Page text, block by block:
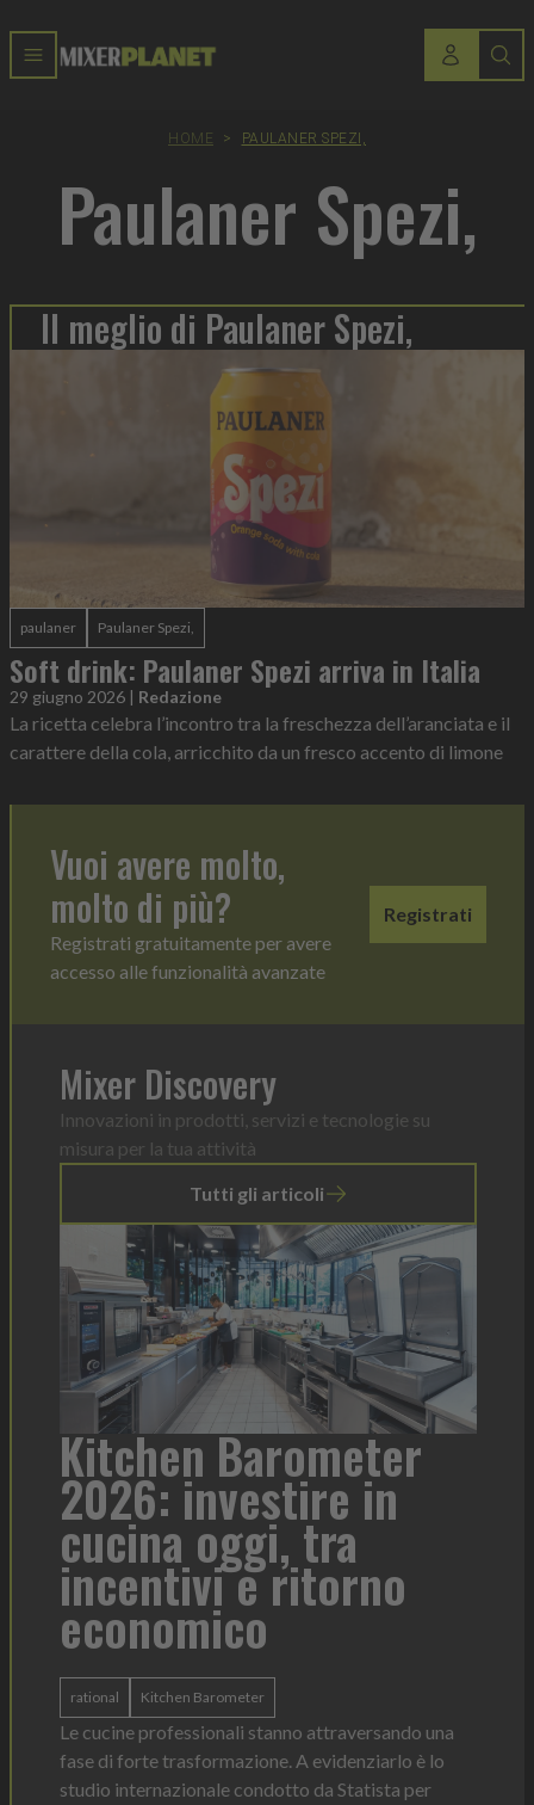
HOME > PAULANER SPEZI,
Paulaner Spezi,
Il meglio di Paulaner Spezi,
paulaner Paulaner Spezi,
Soft drink: Paulaner Spezi arriva in Italia
29 giugno 2026 | Redazione
La ricetta celebra l’incontro tra la freschezza dell’aranciata e il
carattere della cola, arricchito da un fresco accento di limone
Vuoi avere molto,
molto di più?
Registrati gratuitamente per avere
accesso alle funzionalità avanzate
Registrati
Mixer Discovery
Innovazioni in prodotti, servizi e tecnologie su
misura per la tua attività
Tutti gli articoli
Kitchen Barometer
2026: investire in
cucina oggi, tra
incentivi e ritorno
economico
rational Kitchen Barometer
Le cucine professionali stanno attraversando una
fase di forte trasformazione. A evidenziarlo è lo
studio internazionale condotto da Statista per